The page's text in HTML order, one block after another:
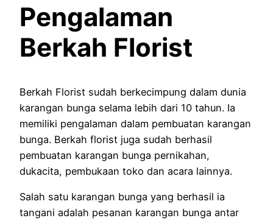
Pengalaman
Berkah Florist
Berkah Florist sudah berkecimpung dalam dunia
karangan bunga selama lebih dari 10 tahun. Ia
memiliki pengalaman dalam pembuatan karangan
bunga. Berkah florist juga sudah berhasil
pembuatan karangan bunga pernikahan,
dukacita, pembukaan toko dan acara lainnya.
Salah satu karangan bunga yang berhasil ia
tangani adalah pesanan karangan bunga antar